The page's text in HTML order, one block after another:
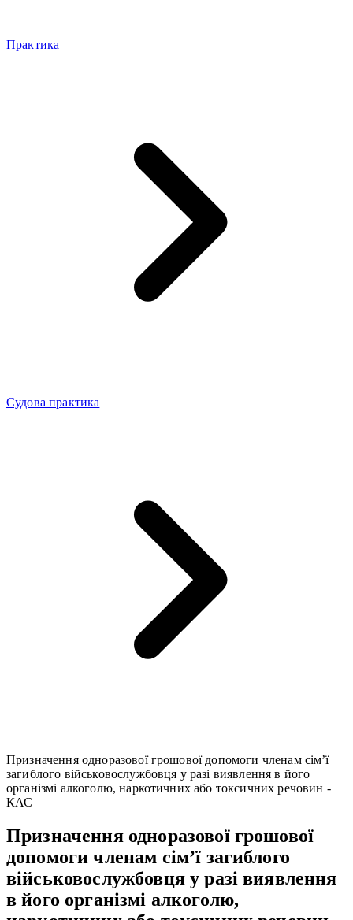
Практика
Судова практика
Призначення одноразової грошової допомоги членам сім’ї
загиблого військовослужбовця у разі виявлення в його
організмі алкоголю, наркотичних або токсичних речовин -
КАС
Призначення одноразової грошової
допомоги членам сім’ї загиблого
військовослужбовця у разі виявлення
в його організмі алкоголю,